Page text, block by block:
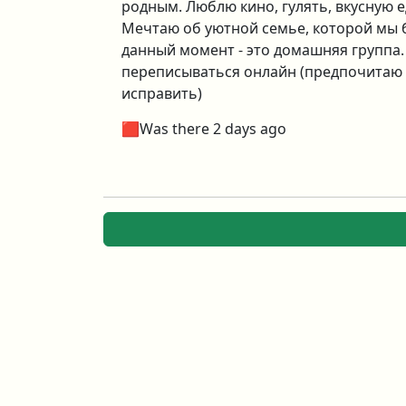
родным. Люблю кино, гулять, вкусную
Мечтаю об уютной семье, которой мы
данный момент - это домашняя
переписываться онлайн
исправить)
🟥Was there 2 days ago